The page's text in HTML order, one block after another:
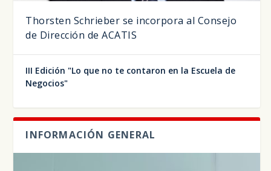
Thorsten Schrieber se incorpora al Consejo
de Dirección de ACATIS
III Edición "Lo que no te contaron en la Escuela de
Negocios"
INFORMACIÓN GENERAL